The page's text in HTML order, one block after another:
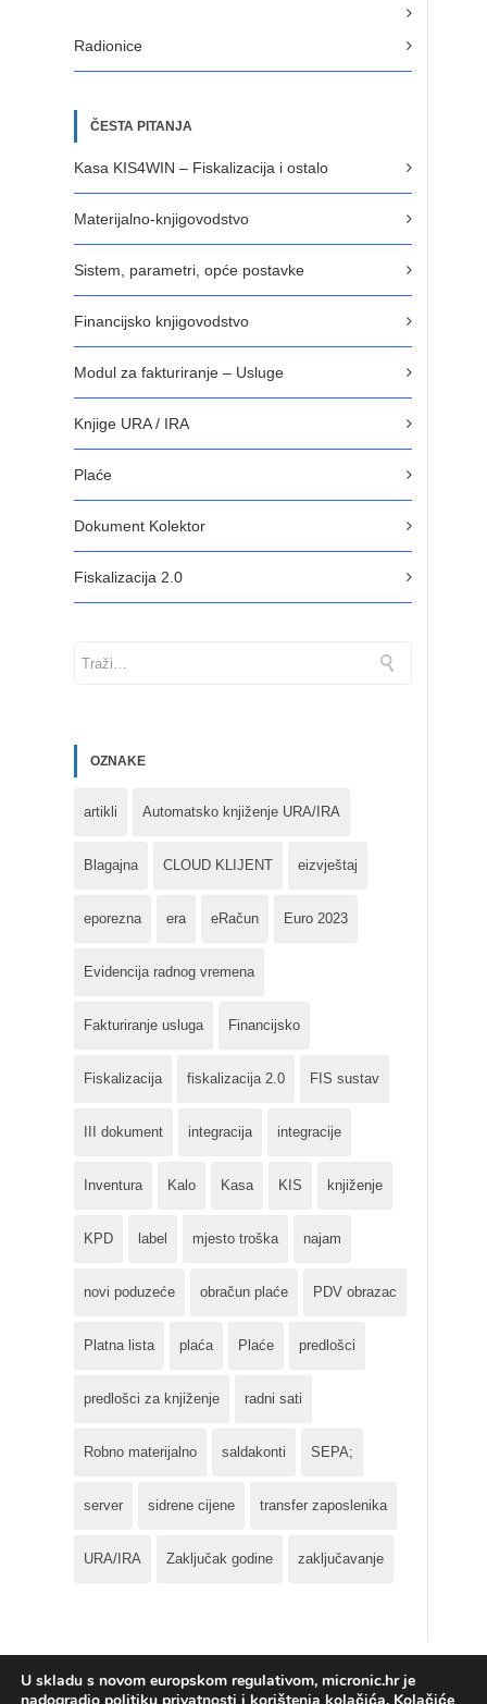
Radionice
ČESTA PITANJA
Kasa KIS4WIN – Fiskalizacija i ostalo
Materijalno-knjigovodstvo
Sistem, parametri, opće postavke
Financijsko knjigovodstvo
Modul za fakturiranje – Usluge
Knjige URA / IRA
Plaće
Dokument Kolektor
Fiskalizacija 2.0
OZNAKE
artikli Automatsko knjiženje URA/IRA
Blagajna CLOUD KLIJENT eizvještaj
eporezna era eRačun Euro 2023
Evidencija radnog vremena
Fakturiranje usluga Financijsko
Fiskalizacija fiskalizacija 2.0 FIS sustav
III dokument integracija integracije
Inventura Kalo Kasa KIS knjiženje
KPD label mjesto troška najam
novi poduzeće obračun plaće PDV obrazac
Platna lista plaća Plaće predlošci
predlošci za knjiženje radni sati
Robno materijalno saldakonti SEPA;
server sidrene cijene transfer zaposlenika
URA/IRA Zaključak godine zaključavanje
U skladu s novom europskom regulativom, micronic.hr je